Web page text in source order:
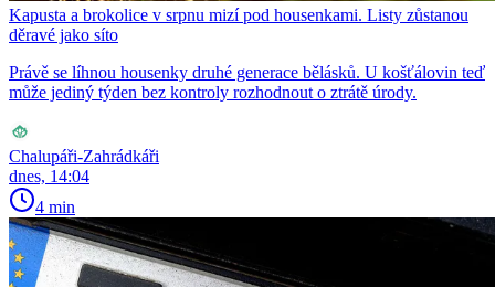
Kapusta a brokolice v srpnu mizí pod housenkami. Listy zůstanou
děravé jako síto
Právě se líhnou housenky druhé generace bělásků. U košťálovin teď
může jediný týden bez kontroly rozhodnout o ztrátě úrody.
Chalupáři-Zahrádkáři
dnes, 14:04
4 min